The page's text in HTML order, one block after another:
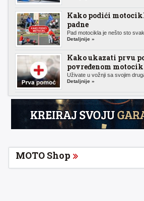
Kako podići
padne
Pad motocikla je nešto sto
Detaljnije »
Kako ukazati prvu
povređenom
Uživate u vožnji sa svojim
Detaljnije »
MOTO Shop